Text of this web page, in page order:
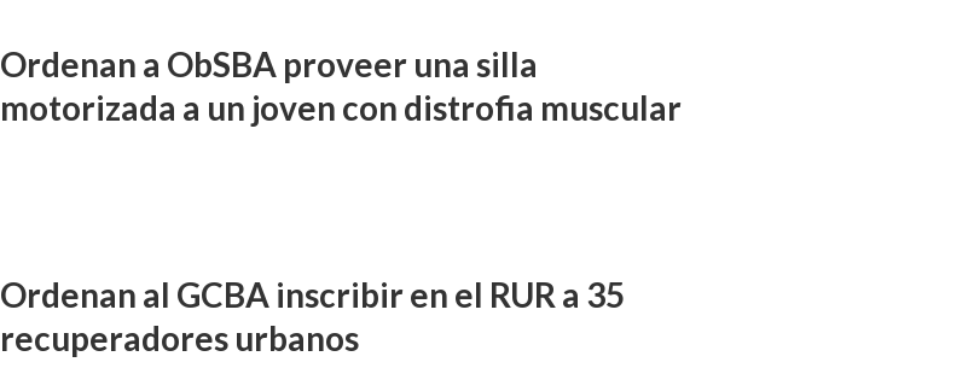
Ordenan a ObSBA proveer una silla
motorizada a un joven con distrofia muscular
Ordenan al GCBA inscribir en el RUR a 35
recuperadores urbanos